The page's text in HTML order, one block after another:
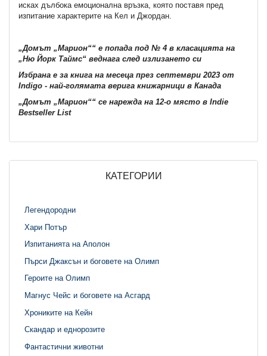
исках дълбока емоционална връзка, която поставя пред
изпитание характерите на Кел и Джордан.
„Домът „Марион““ е попада под № 4 в класацията на
„Ню Йорк Таймс“ веднага след излизането си
Избрана е за книга на месеца през септември 2023 от
Indigo - най-голямата верига книжарници в Канада
„Домът „Марион““ се нарежда на 12-о място в Indie
Bestseller List
КАТЕГОРИИ
Легендородни
Хари Потър
Изпитанията на Аполон
Пърси Джаксън и боговете на Олимп
Героите на Олимп
Магнус Чейс и боговете на Асгард
Хрониките на Кейн
Скандар и еднорозите
Фантастични животни